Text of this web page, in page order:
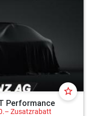
star_border
Performance
Zusatzrabatt